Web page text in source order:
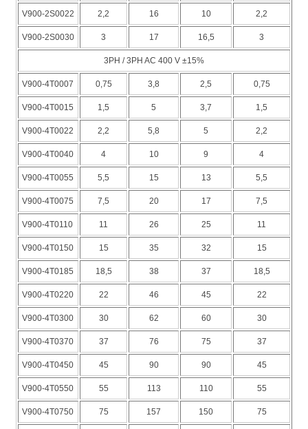
V900-2S0022 2,2 16 10 2,2
V900-2S0030 3 17 16,5 3
3PH / 3PH AC 400 V ±15%
V900-4T0007 0,75 3,8 2,5 0,75
V900-4T0015 1,5 5 3,7 1,5
V900-4T0022 2,2 5,8 5 2,2
V900-4T0040 4 10 9 4
V900-4T0055 5,5 15 13 5,5
V900-4T0075 7,5 20 17 7,5
V900-4T0110 11 26 25 11
V900-4T0150 15 35 32 15
V900-4T0185 18,5 38 37 18,5
V900-4T0220 22 46 45 22
V900-4T0300 30 62 60 30
V900-4T0370 37 76 75 37
V900-4T0450 45 90 90 45
V900-4T0550 55 113 110 55
V900-4T0750 75 157 150 75